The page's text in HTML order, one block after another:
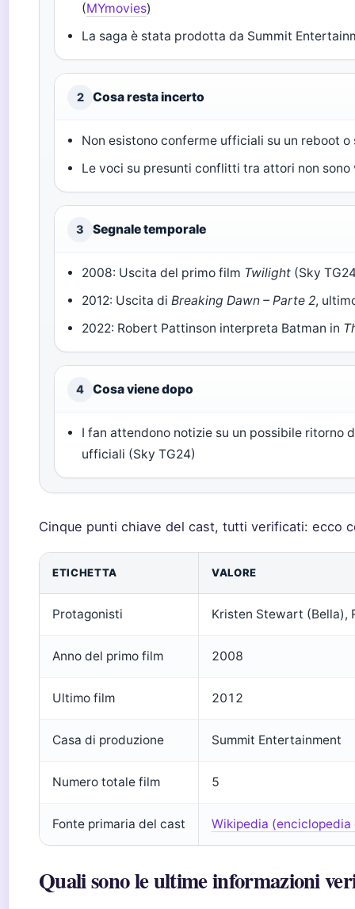
(MYmovies)
La saga è stata prodotta da Summit
2 Cosa resta incerto
Non esistono conferme ufficiali su un reboot o
Le voci su presunti conflitti tra attori non
3 Segnale temporale
2008: Uscita del primo film Twilight (Sky
2012: Uscita diBreaking Dawn – Parte 2,
2022: Robert Pattinson interpreta Batman in
4 Cosa viene dopo
I fan attendono notizie su un possibile ritorno
ufficiali (Sky TG24)
Cinque punti chiave del cast, tutti verificati: ecco
ETICHETTA VALORE
Protagonisti Kristen Stewart (Bella),
Anno del primo film 2008
Ultimo film 2012
Casa di produzione Summit Entertainment
Numero totale film 5
Fonte primaria del cast Wikipedia (enciclopedia
Quali sono le ultime informazioni